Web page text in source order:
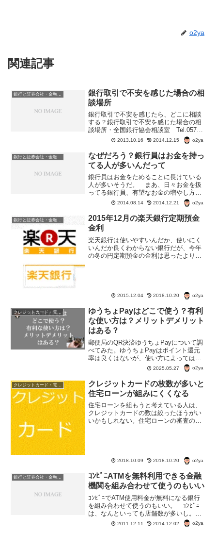
o2ya
関連記事
銀行取引で不安を感じた場合の相
談場所
銀行取引で不安を感じたら、どこに相談
する？銀行取引で不安を感じた場合の相
談場所・全国銀行協会相談室 Tel.0570-
017109または03-5252-3772 受付日：月
曜～金曜（祝日および銀行の休業日を除
く） 受付時間：午前9時～午後5...
2013.10.16 2014.12.15 o2ya
銀行と証券会社・金融商品
なぜだろう？銀行員はお金を持っ
てる人が多いんだって
銀行員はお金をためることに長けている
人が多いそうだ。 まあ、日々お金を扱
ってる銀行員、有望なお金の増やし方が
わかってるんだろう？ ということでは
ないらしい。 一言で言えば「自分の持
っているお金を把握している」「時間と
お金を管理することに長け...
2014.08.14 2014.12.21 o2ya
2015年12月の楽天銀行定期預金
金利
楽天銀行は使いやすいんだか、使いにく
いんだか良くわからない銀行だが、今年
の冬の円定期預金の金利は思ったより高
2015.12.04 2018.10.20 o2ya
クレジットカード・電子マネー・pay・ポイント
ゆうちょPayはどこで使う？有利
な使い方は？メリットデメリット
はある？
郵便局のQR決済ゆうちょPayについて調
べてみた。ゆうちょPayはポイント還元
率は良くはないが、使い方によっては利
用価値があるようだ。ゆうちょPayの使
い道やメリット・デメリット、ゆうちょ
Payの得する使い方を考えてみた。
2025.05.27 o2ya
クレジットカードの枚数が多いと
住宅ローンが組みにくくなる
住宅ローンを組もうと考えている人は、
クレジットカードの数は絞ったほうがい
いかもしれない。住宅ローンの審査の基
2018.10.09 2018.10.20 o2ya
銀行と証券会社・金融商品
ｺﾝﾋﾞﾆATMを無料利用できる金融
機関を組み合わせて使うのもいい
ｺﾝﾋﾞﾆでATM使用料金が無料になる銀行
を組み合わせて使うのもいい。 ｺﾝﾋﾞﾆ
は、なんといっても店舗数が多いし。 ｺ
ﾝﾋﾞﾆで入出金が無料でできれば、その場
で、各銀行口座にお金を振り分けること
2011.12.11 2014.12.02 o2ya